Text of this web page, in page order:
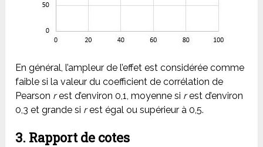
En général, l’ampleur de l’effet est considérée comme
faible si la valeur du coefficient de corrélation de
Pearson rest d’environ 0,1, moyenne si rest d’environ
0,3 et grande si rest égal ou supérieur à 0,5.
3. Rapport de cotes